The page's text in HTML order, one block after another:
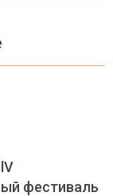
фестиваль